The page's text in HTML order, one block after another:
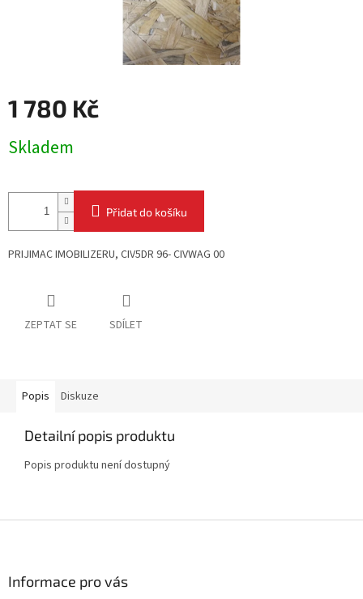
1 780 Kč
cena:
Skladem
Přidat do košíku
PRIJIMAC IMOBILIZERU, CIV5DR 96- CIVWAG 00
ZEPTAT SE SDÍLET
Popis Diskuze
Detailní popis produktu
Popis produktu není dostupný
Informace pro vás